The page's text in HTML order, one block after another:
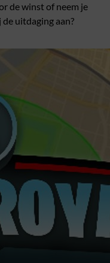
de winst of neem je
uitdaging aan?